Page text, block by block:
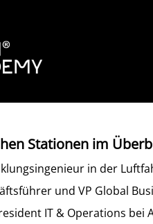
Stationen im
in der
und VP Global
IT & Operations bei